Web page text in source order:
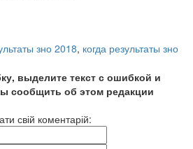
зно 2018, когда результаты зно
выделите текст с ошибкой и
сообщить об этом редакции
свій коментарій: